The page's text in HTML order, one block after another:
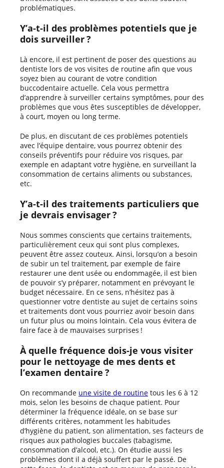
problématiques.
Y’a-t-il des problèmes potentiels que je
dois surveiller ?
Là encore, il est pertinent de poser des questions au
dentiste lors de vos visites de routine afin que vous
soyez bien au courant de votre condition
buccodentaire actuelle. Cela vous permettra
d’apprendre à surveiller certains symptômes, pour des
problèmes que vous êtes susceptibles de développer,
à court, moyen ou long terme.
De plus, en discutant de ces problèmes potentiels
avec l’équipe dentaire, vous pourrez obtenir des
conseils préventifs pour réduire vos risques, par
exemple en adaptant votre hygiène, en surveillant la
consommation de certains aliments ou substances,
etc.
Y’a-t-il des traitements particuliers que
je devrais envisager ?
Nous sommes conscients que certains traitements,
particulièrement ceux qui sont plus complexes,
peuvent être assez couteux. Ainsi, lorsqu’on a besoin
de subir un tel traitement, par exemple de faire
restaurer une dent usée ou endommagée, il est bien
de pouvoir s’y préparer, notamment en prévoyant le
budget nécessaire. En ce sens, n’hésitez pas à
questionner votre dentiste au sujet de certains soins
et traitements dont vous pourriez avoir besoin dans
un futur plus ou moins lointain. Cela vous évitera de
faire face à de mauvaises surprises !
À quelle fréquence dois-je vous visiter
pour le nettoyage de mes dents et
l’examen dentaire ?
On recommande une visite de routine tous les 6 à 12
mois, selon les besoins de chaque patient. Pour
déterminer la fréquence idéale, on se base sur
différents critères, notamment les habitudes
d’hygiène du patient, son alimentation, ses facteurs de
risques aux pathologies buccales (tabagisme,
consommation d’alcool, etc.). On étudie aussi les
problèmes dont il a déjà souffert par le passé. De